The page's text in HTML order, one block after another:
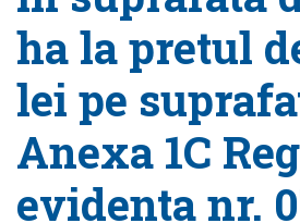
ha la pretul
lei pe
Anexa 1C
evidenta nr.